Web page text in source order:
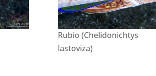
Rubio (Chelidonichtys
lastoviza)